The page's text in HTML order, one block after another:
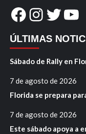
Facebook
ÚLTIMAS
Sábado de Rally en
7 de agosto de 2026
Florida se prepara
7 de agosto de 2026
Este sábado apoya a